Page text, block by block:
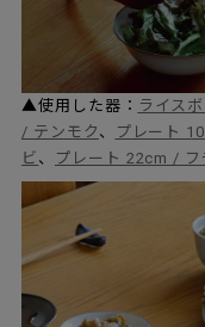
▲使用した器： ライス
/ テンモク 、 プレート
ビ 、 プレート 22cm / フ